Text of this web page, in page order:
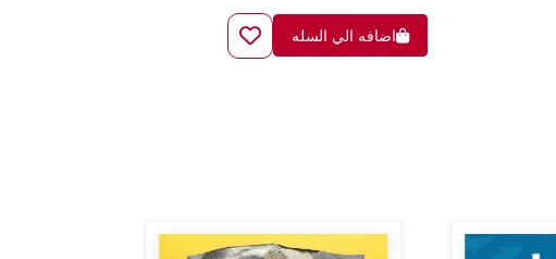
اضافه الي السله